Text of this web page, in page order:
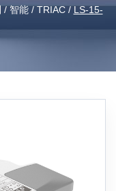
/ 智能 / TRIAC / LS-15-